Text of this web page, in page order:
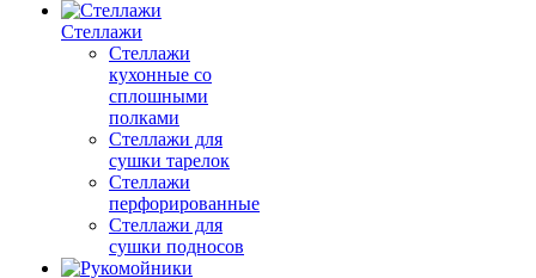
Стеллажи
Стеллажи
кухонные со
сплошными
полками
Стеллажи для
сушки тарелок
Стеллажи
перфорированные
Стеллажи для
сушки подносов